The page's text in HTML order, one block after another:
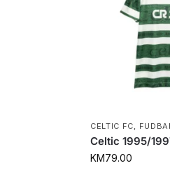
CELTIC FC,
Celtic 1995/
KM79.00